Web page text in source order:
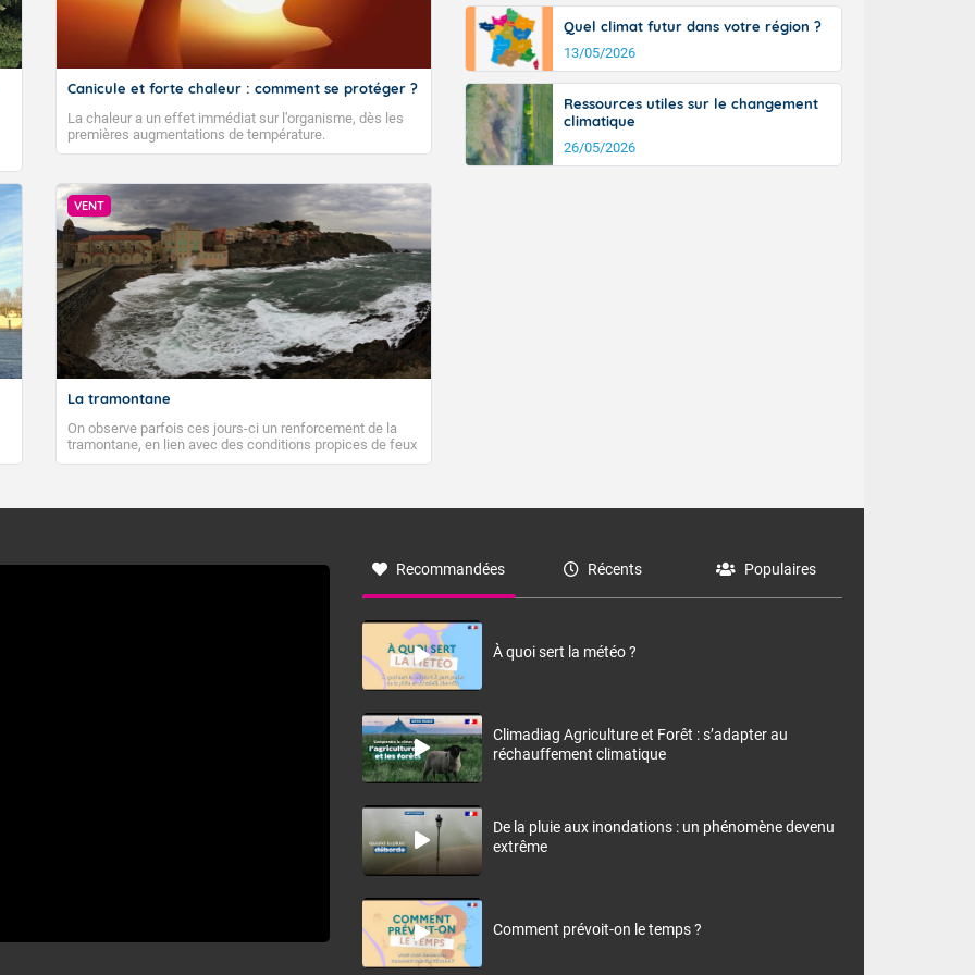
Fermer
Canicule et forte chaleur : comment se protéger ?
La chaleur a un effet immédiat sur l’organisme, dès les
premières augmentations de température.
VENT
La tramontane
On observe parfois ces jours-ci un renforcement de la
tramontane, en lien avec des conditions propices de feux
de forêt. Mais qu'est-ce que la tramontane ? Quelles sont
à nord-ouest, dans un secteur qui part du Roussillon à la
monts, en allusion aux régions montagneuses d’où
Quel climat futur dans votre région ?
13/05/2026
Ressources utiles sur le changement
climatique
26/05/2026
Recommandées Récents Populaires
À quoi sert la météo ?
Climadiag Agriculture et Forêt : s’adapter au
réchauffement climatique
De la pluie aux inondations : un phénomène devenu
extrême
Comment prévoit-on le temps ?